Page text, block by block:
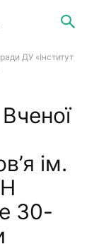
ДУ «Інститут
ім.
30-